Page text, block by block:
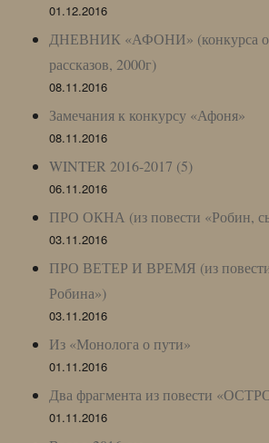
01.12.2016
ДНЕВНИК «АФОНИ» (конкурса
рассказов, 2000г)
08.11.2016
Замечания к конкурсу «Афоня»
08.11.2016
WINTER 2016-2017 (5)
06.11.2016
ПРО ОКНА (из повести «Робин,
03.11.2016
ПРО ВЕТЕР И ВРЕМЯ (из
Робина»)
03.11.2016
Из «Монолога о пути»
01.11.2016
Два фрагмента из повести
01.11.2016